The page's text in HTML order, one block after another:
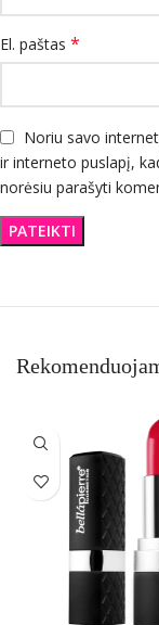
El. paštas *
Noriu savo
ir interneto puslapį,
norėsiu parašyti